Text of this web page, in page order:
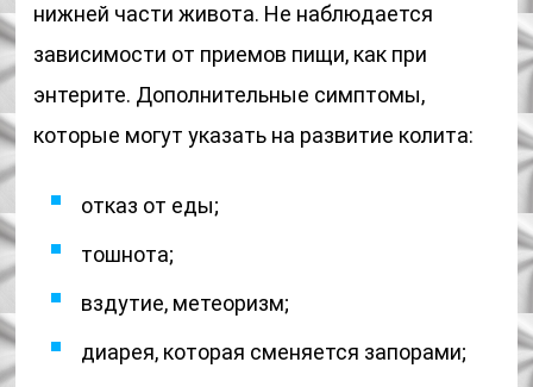
нижней части живота. Не наблюдается
зависимости от приемов пищи, как при
энтерите. Дополнительные симптомы,
которые могут указать на развитие колита:
отказ от еды;
тошнота;
вздутие, метеоризм;
диарея, которая сменяется запорами;